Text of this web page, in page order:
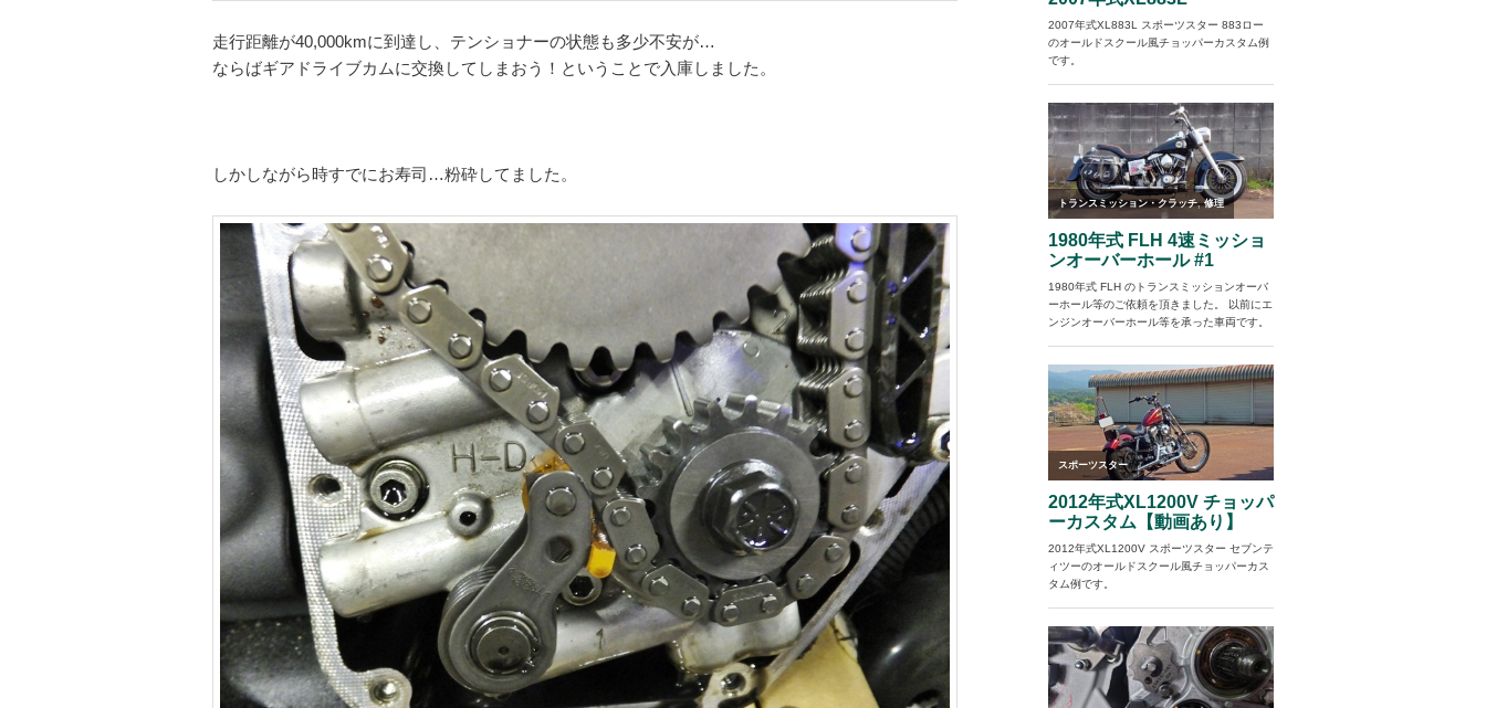
走行距離が40,000kmに到達し、テンショナーの状態も多少不安が…
ならばギアドライブカムに交換してしまおう！ということで入庫しました。
しかしながら時すでにお寿司…粉砕してました。